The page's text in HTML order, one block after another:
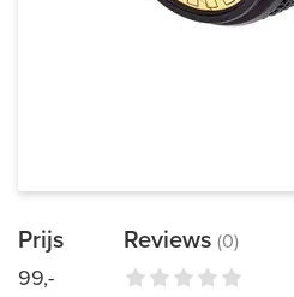
Prijs
99,-
Reviews (0)